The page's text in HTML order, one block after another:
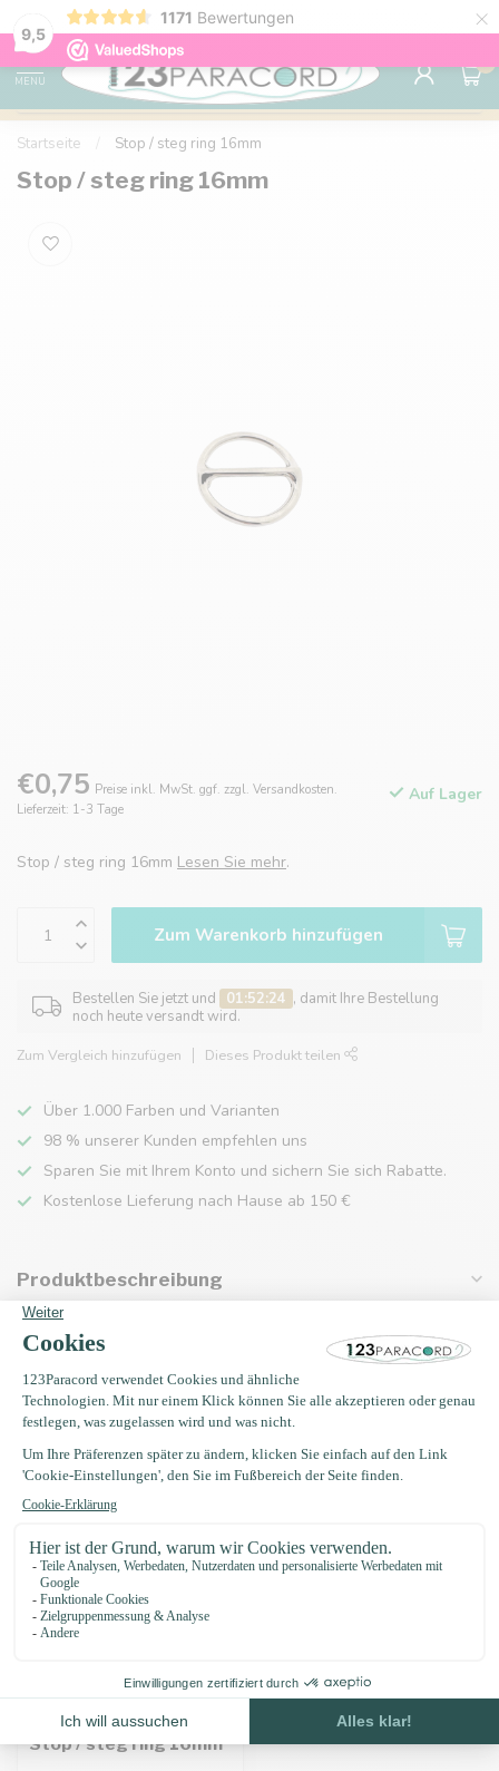
9,5
1171 Bewertungen ×
Kostenlose Lieferung nach Hause ab 150 €
MENU
0
Startseite Stop / steg ring 16mm
Stop / steg ring 16mm
€0,75 Preise inkl. MwSt. ggf. zzgl. Versandkosten.
Lieferzeit: 1-3 Tage
Auf Lager
Stop / steg ring 16mm Lesen Sie mehr.
Zum Warenkorb hinzufügen
Bestellen Sie jetzt und 01:52:24 , damit Ihre Bestellung
noch heute versandt wird.
Zum Vergleich hinzufügen Dieses Produkt teilen
Über 1.000 Farben und Varianten
98 % unserer Kunden empfehlen uns
Sparen Sie mit Ihrem Konto und sichern Sie sich Rabatte.
Kostenlose Lieferung nach Hause ab 150 €
Produktbeschreibung
Eigenschaften
Stop / steg ring 16mm